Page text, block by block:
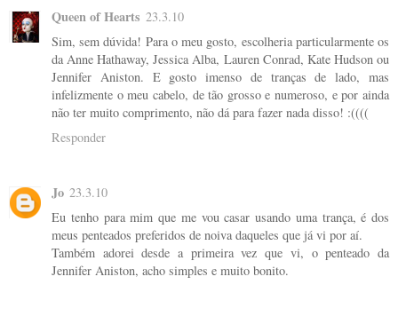
Queen of Hearts 23.3.10
Sim, sem dúvida! Para o meu gosto, escolheria particularmente os
da Anne Hathaway, Jessica Alba, Lauren Conrad, Kate Hudson ou
Jennifer Aniston. E gosto imenso de tranças de lado, mas
infelizmente o meu cabelo, de tão grosso e numeroso, e por ainda
não ter muito comprimento, não dá para fazer nada disso! :((((
Responder
Jo 23.3.10
Eu tenho para mim que me vou casar usando uma trança, é dos
meus penteados preferidos de noiva daqueles que já vi por aí.
Também adorei desde a primeira vez que vi, o penteado da
Jennifer Aniston, acho simples e muito bonito.